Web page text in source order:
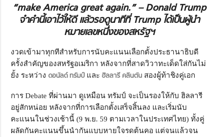
“make America great again.” – Donald Trump
จำคำนี้เอาไว้ให้ดี แล้วรอดูนาทีที่ Trump ได้เป็นผู้นำ
หมายเลขหนึ่งของสหรัฐฯ
งวดเข้ามาทุกทีสำหรับการนับคะแนนเลือกตั้งประธานาธิบดี
ครั้งสำคัญของสหรัฐอเมริกา หลังจากที่สาดวิวาทะเด็ดใส่กันไม่
ยั้ง ระหว่างดอนัลด์ ทรัมป์ และฮิลลารี คลินตัน สองผู้ท้าชิงคู่เอก
การ Debate ที่ผ่านมา ดูเหมือน ทรัมป์ จะเป็นรองให้กับ ฮิลลารี
อยู่สักหน่อย หลังจากที่การเลือกตั้งเสร็จสิ้นลง และเริ่มนับ
คะแนนในช่วงเช้านี้ (9 พ.ย. 59 ตามเวลาในประเทศไทย) ทั้งคู่
ผลัดกันคะแนนขึ้นนำกันแบบหายใจรดต้นคอ แต่จนแล้วจน